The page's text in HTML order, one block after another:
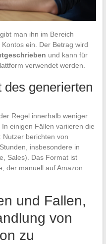
man ihn im Bereich
ein. Der Betrag wird
und kann für
verwendet werden.
des generierten
Regel innerhalb weniger
einigen Fällen variieren die
Nutzer berichten von
insbesondere in
Sales). Das Format ist
der manuell auf Amazon
und Fallen,
von
zu